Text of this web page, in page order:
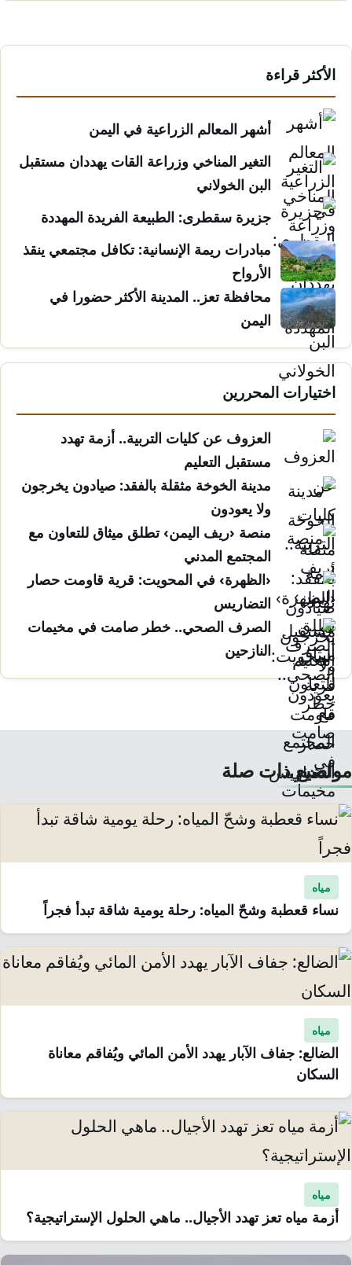
الأكثر قراءة
أشهر المعالم الزراعية في اليمن
التغير المناخي وزراعة القات يهددان مستقبل
البن الخولاني
جزيرة سقطرى: الطبيعة الفريدة المهددة
مبادرات ريمة الإنسانية: تكافل مجتمعي ينقذ
الأرواح
محافظة تعز.. المدينة الأكثر حضورا في
اليمن
اختيارات المحررين
العزوف عن كليات التربية.. أزمة تهدد
مستقبل التعليم
مدينة الخوخة مثقلة بالفقد: صيادون يخرجون
ولا يعودون
منصة ‹ريف اليمن› تطلق ميثاق للتعاون مع
المجتمع المدني
‹الظهرة› في المحويت: قرية قاومت حصار
التضاريس
الصرف الصحي.. خطر صامت في مخيمات
النازحين
مواضيع ذات صلة
مياه
نساء قعطبة وشحّ المياه: رحلة يومية شاقة تبدأ فجراً
مياه
الضالع: جفاف الآبار يهدد الأمن المائي ويُفاقم معاناة
السكان
مياه
أزمة مياه تعز تهدد الأجيال.. ماهي الحلول الإستراتيجية؟